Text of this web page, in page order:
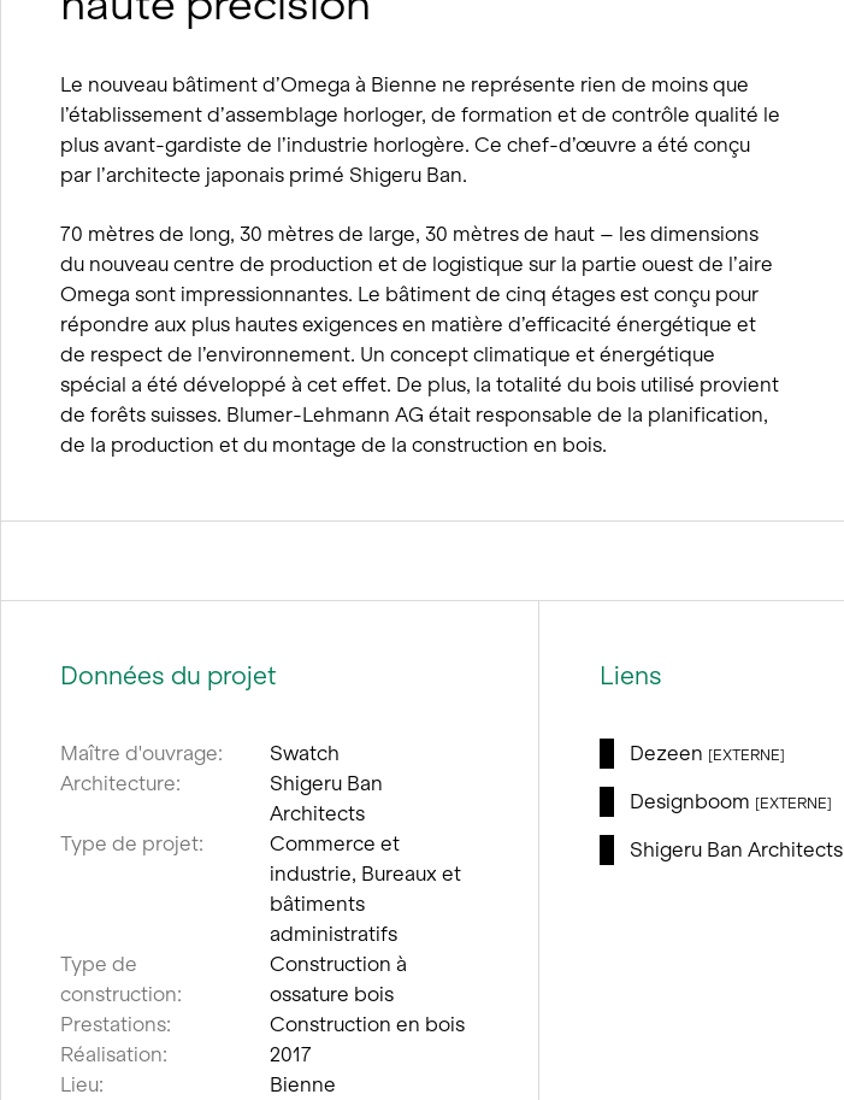
Le nouveau bâtiment d’Omega à Bienne ne représente rien de moins que
l’établissement d’assemblage horloger, de formation et de contrôle qualité le
plus avant-gardiste de l’industrie horlogère. Ce chef-d’œuvre a été conçu
par l’architecte japonais primé Shigeru Ban.
70 mètres de long, 30 mètres de large, 30 mètres de haut – les dimensions
du nouveau centre de production et de logistique sur la partie ouest de l’aire
Omega sont impressionnantes. Le bâtiment de cinq étages est conçu pour
répondre aux plus hautes exigences en matière d’efficacité énergétique et
de respect de l’environnement. Un concept climatique et énergétique
spécial a été développé à cet effet. De plus, la totalité du bois utilisé provient
de forêts suisses. Blumer-Lehmann AG était responsable de la planification,
de la production et du montage de la construction en bois.
Données du projet
Maître d'ouvrage:
Swatch
Architecture:
Shigeru Ban
Architects
Type de projet:
Commerce et
industrie, Bureaux et
bâtiments
administratifs
Type de
construction:
Construction à
ossature bois
Prestations:
Construction en bois
Réalisation:
2017
Lieu:
Bienne
Liens
Dezeen [EXTERNE]
Designboom [EXTERNE]
Shigeru Ban Architects